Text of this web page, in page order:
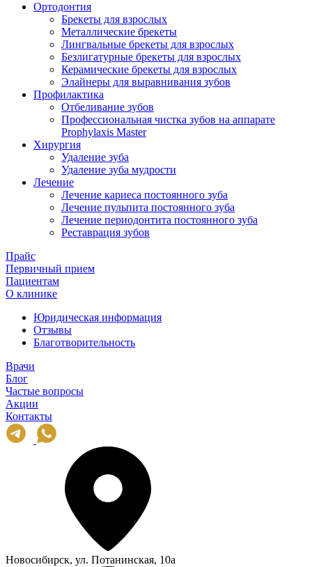
Ортодонтия
Брекеты для взрослых
Металлические брекеты
Лингвальные брекеты для взрослых
Безлигатурные брекеты для взрослых
Керамические брекеты для взрослых
Элайнеры для выравнивания зубов
Профилактика
Отбеливание зубов
Профессиональная чистка зубов на аппарате
Prophylaxis Master
Хирургия
Удаление зуба
Удаление зуба мудрости
Лечение
Лечение кариеса постоянного зуба
Лечение пульпита постоянного зуба
Лечение периодонтита постоянного зуба
Реставрация зубов
Прайс
Первичный прием
Пациентам
О клинике
Юридическая информация
Отзывы
Благотворительность
Врачи
Блог
Частые вопросы
Акции
Контакты
Новосибирск, ул. Потанинская, 10а